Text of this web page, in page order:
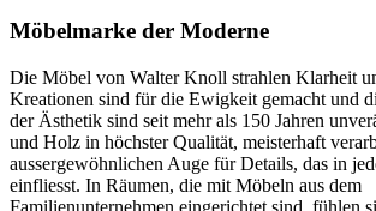
Möbelmarke der Moderne
Die Möbel von Walter Knoll strahlen Klarheit
Kreationen sind für die Ewigkeit gemacht und
der Ästhetik sind seit mehr als 150 Jahren
und Holz in höchster Qualität, meisterhaft
aussergewöhnlichen Auge für Details, das in
einfliesst. In Räumen, die mit Möbeln aus dem
Familienunternehmen eingerichtet sind, fühlen